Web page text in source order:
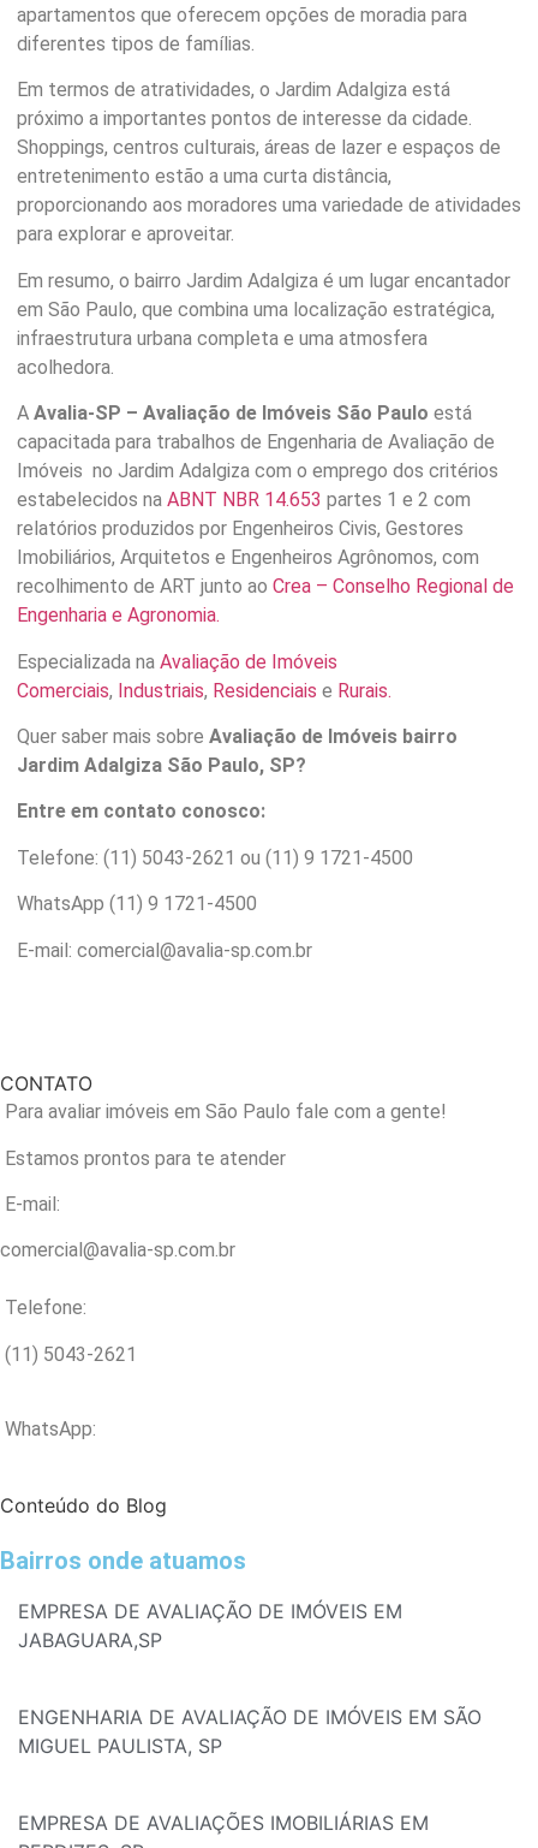
apartamentos que oferecem opções de moradia para
diferentes tipos de famílias.
Em termos de atratividades, o Jardim Adalgiza está
próximo a importantes pontos de interesse da cidade.
Shoppings, centros culturais, áreas de lazer e espaços de
entretenimento estão a uma curta distância,
proporcionando aos moradores uma variedade de atividades
para explorar e aproveitar.
Em resumo, o bairro Jardim Adalgiza é um lugar encantador
em São Paulo, que combina uma localização estratégica,
infraestrutura urbana completa e uma atmosfera
acolhedora.
A Avalia-SP – Avaliação de Imóveis São Paulo está
capacitada para trabalhos de Engenharia de Avaliação de
Imóveis no Jardim Adalgiza com o emprego dos critérios
estabelecidos na ABNT NBR 14.653 partes 1 e 2 com
relatórios produzidos por Engenheiros Civis, Gestores
Imobiliários, Arquitetos e Engenheiros Agrônomos, com
recolhimento de ART junto ao Crea – Conselho Regional de
Engenharia e Agronomia.
Especializada na Avaliação de Imóveis
Comerciais, Industriais, Residenciais e Rurais.
Quer saber mais sobre Avaliação de Imóveis bairro
Jardim Adalgiza São Paulo, SP?
Entre em contato conosco:
Telefone: (11) 5043-2621 ou (11) 9 1721-4500
WhatsApp (11) 9 1721-4500
E-mail: comercial@avalia-sp.com.br
CONTATO
Para avaliar imóveis em São Paulo fale com a gente!
Estamos prontos para te atender
E-mail:
comercial@avalia-sp.com.br
Telefone:
(11) 5043-2621
WhatsApp:
Conteúdo do Blog
Bairros onde atuamos
EMPRESA DE AVALIAÇÃO DE IMÓVEIS EM
JABAGUARA,SP
ENGENHARIA DE AVALIAÇÃO DE IMÓVEIS EM SÃO
MIGUEL PAULISTA, SP
EMPRESA DE AVALIAÇÕES IMOBILIÁRIAS EM